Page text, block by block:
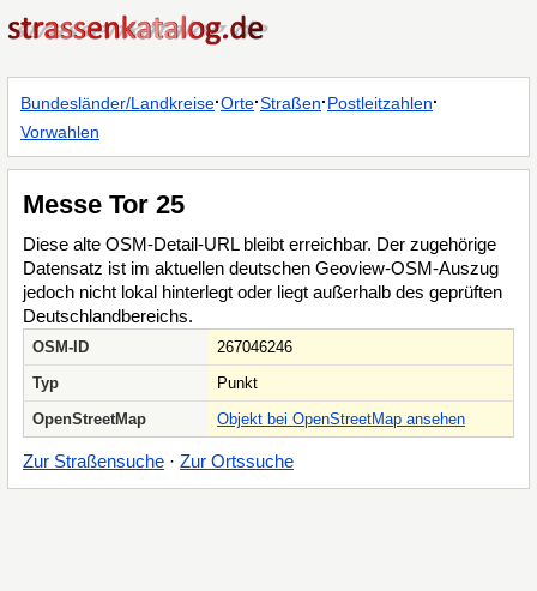
Bundesländer/Landkreise·Orte·Straßen·Postleitzahlen·
Vorwahlen
Messe Tor 25
Diese alte OSM-Detail-URL bleibt erreichbar. Der zugehörige
Datensatz ist im aktuellen deutschen Geoview-OSM-Auszug
jedoch nicht lokal hinterlegt oder liegt außerhalb des geprüften
Deutschlandbereichs.
OSM-ID
267046246
Typ
Punkt
OpenStreetMap
Objekt bei OpenStreetMap ansehen
Zur Straßensuche · Zur Ortssuche